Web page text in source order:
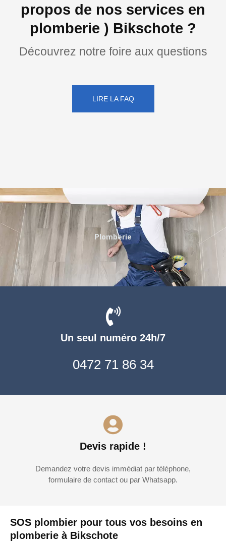
propos de nos services en
plomberie ) Bikschote ?
Découvrez notre foire aux questions
LIRE LA FAQ
SOS plombier pour tous vos besoins en
plomberie à Bikschote
Un seul numéro 24h/7
0472 71 86 34
Devis rapide !
Demandez votre devis immédiat par téléphone,
formulaire de contact ou par Whatsapp.
Plomberie